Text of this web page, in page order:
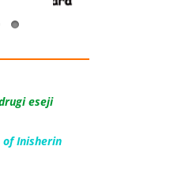
eseji
of Inisherin